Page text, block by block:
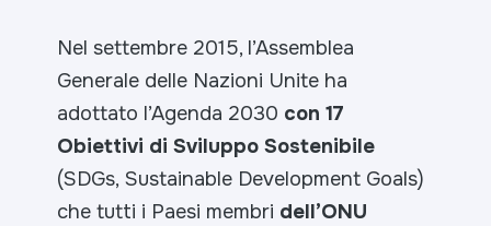
Nel settembre 2015, l’Assemblea
Generale delle Nazioni Unite ha
adottato l’Agenda 2030 con 17
Obiettivi di Sviluppo Sostenibile
(SDGs, Sustainable Development Goals)
che tutti i Paesi membri dell’ONU